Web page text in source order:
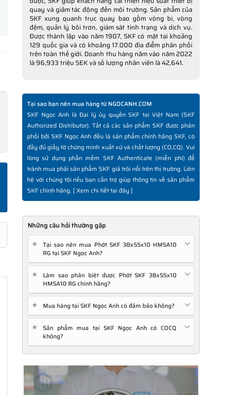
quay và giảm tác động đến môi trường. Sản phẩm của
SKF xung quanh trục quay bao gồm vòng bi, vòng
đệm, quản lý bôi trơn, giám sát tình trạng và dịch vụ.
Được thành lập vào năm 1907, SKF có mặt tại khoảng
129 quốc gia và có khoảng 17.000 địa điểm phân phối
trên toàn thế giới. Doanh thu hàng năm vào năm 2022
là 96,933 triệu SEK và số lượng nhân viên là 42,641.
Tại sao bạn nên mua hàng từ NGOCANH.COM
SKF Ngọc Anh là Đại lý ủy quyền SKF tại Việt Nam (SKF
Authorized Distributor). Tất cả các sản phẩm SKF được phân
phối bởi SKF Ngọc Anh đều là sản phẩm chính hãng SKF, có
đầy đủ giấy tờ chứng minh xuất xứ và chất lượng (CO,CQ). Vui
lòng sử dụng phần mềm SKF Authenticate (miễn phí) để
tránh mua phải sản phẩm SKF giả trôi nổi trên thị trường. Liên
hệ với chúng tôi nếu bạn cần trợ giúp thông tin về sản phẩm
SKF chính hãng. [Xem chi tiết tại đây]
Những câu hỏi thường gặp
★
Tại sao nên mua Phớt SKF 38x55x10 HMSA10
RG tại SKF Ngọc Anh?
★
Làm sao phân biệt được Phớt SKF 38x55x10
HMSA10 RG chính hãng?
★ Mua hàng tại SKF Ngọc Anh có đảm bảo không?
★
Sản phẩm mua tại SKF Ngọc Anh có COCQ
không?